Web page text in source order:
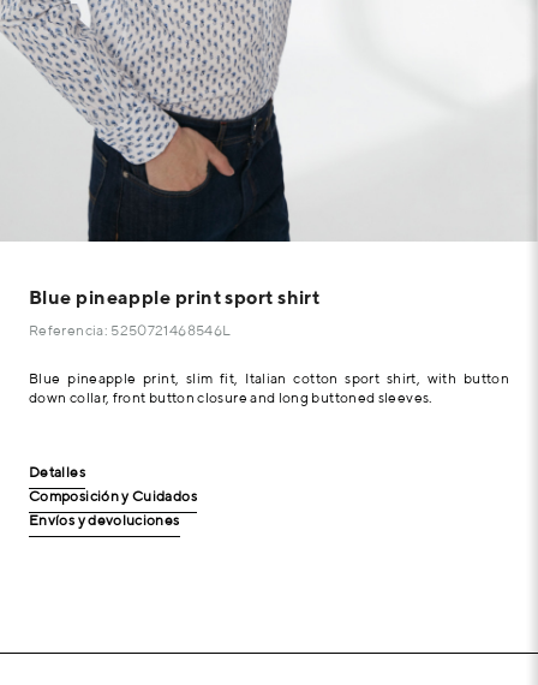
Blue pineapple print sport shirt
Referencia: 5250721468546L
Blue pineapple print, slim fit, Italian cotton sport shirt, with button
down collar, front button closure and long buttoned sleeves.
Detalles
Composición y Cuidados
Envíos y devoluciones